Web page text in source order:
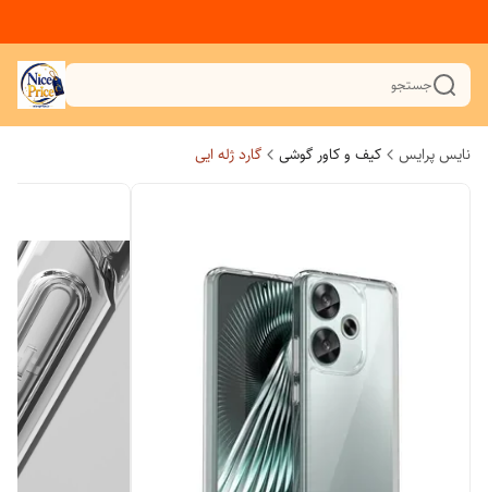
جستجو
نایس پرایس کیف و کاور گوشی گارد ژله ایی